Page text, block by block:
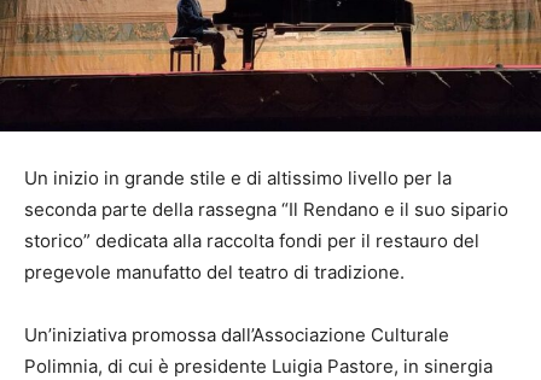
Un inizio in grande stile e di altissimo livello per la
seconda parte della rassegna “Il Rendano e il suo sipario
storico” dedicata alla raccolta fondi per il restauro del
pregevole manufatto del teatro di tradizione.
Un’iniziativa promossa dall’Associazione Culturale
Polimnia, di cui è presidente Luigia Pastore, in sinergia